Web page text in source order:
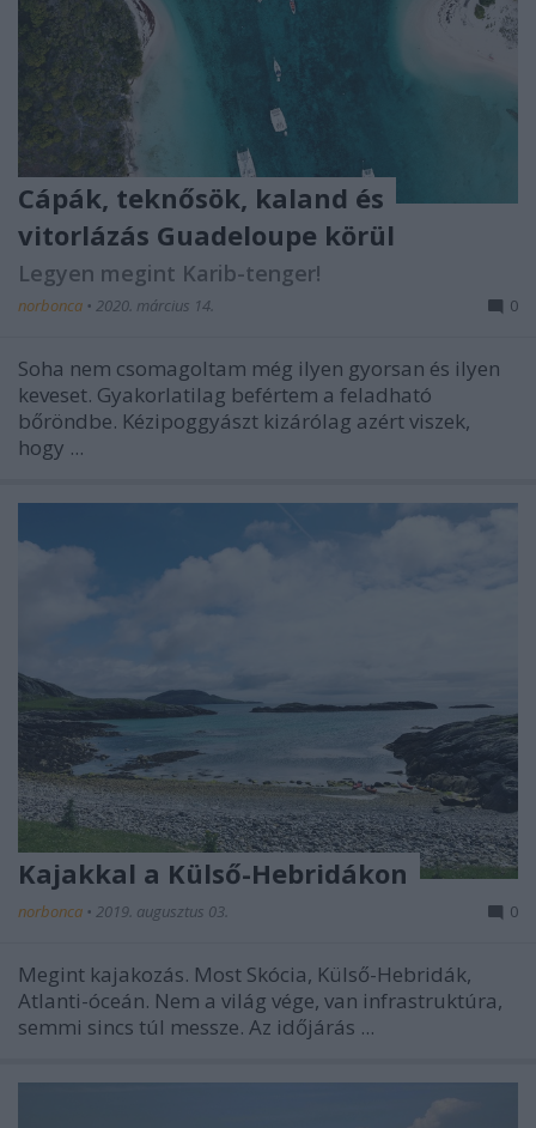
Cápák, teknősök, kaland és
vitorlázás Guadeloupe körül
Legyen megint Karib-tenger!
norbonca • 2020. március 14. 0
Soha nem csomagoltam még ilyen gyorsan és ilyen
keveset. Gyakorlatilag befértem a feladható
bőröndbe. Kézipoggyászt kizárólag azért viszek,
hogy ...
Kajakkal a Külső-Hebridákon
norbonca • 2019. augusztus 03. 0
Megint kajakozás. Most Skócia, Külső-Hebridák,
Atlanti-óceán. Nem a világ vége, van infrastruktúra,
semmi sincs túl messze. Az időjárás ...